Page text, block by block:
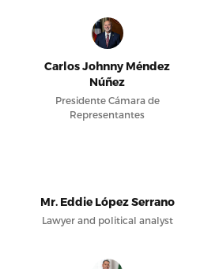
Carlos Johnny Méndez
Núñez
Presidente Cámara de
Representantes
Mr. Eddie López Serrano
Lawyer and political analyst